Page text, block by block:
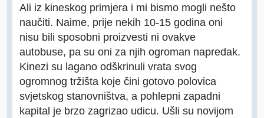
Ali iz kineskog primjera i mi bismo mogli nešto
naučiti. Naime, prije nekih 10-15 godina oni
nisu bili sposobni proizvesti ni ovakve
autobuse, pa su oni za njih ogroman napredak.
Kinezi su lagano odškrinuli vrata svog
ogromnog tržišta koje čini gotovo polovica
svjetskog stanovništva, a pohlepni zapadni
kapital je brzo zagrizao udicu. Ušli su novijom